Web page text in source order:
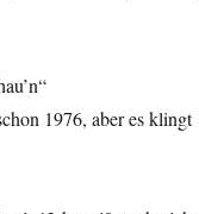
1976, aber es klingt